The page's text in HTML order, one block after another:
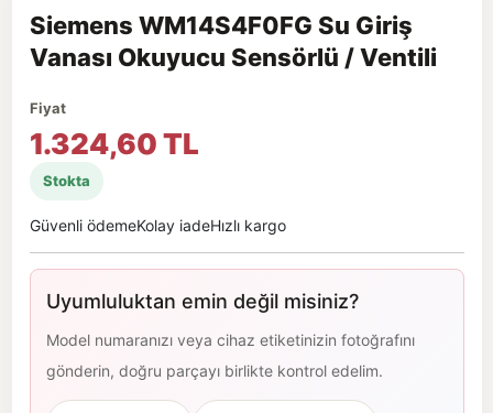
Siemens WM14S4F0FG Su Giriş
Vanası Okuyucu Sensörlü / Ventili
Fiyat
1.324,60 TL
Stokta
Güvenli ödemeKolay iadeHızlı kargo
Uyumluluktan emin değil misiniz?
Model numaranızı veya cihaz etiketinizin fotoğrafını
gönderin, doğru parçayı birlikte kontrol edelim.